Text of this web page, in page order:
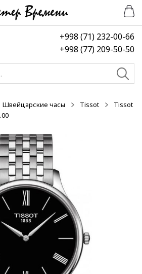
+998 (71) 232-00-66
+998 (77) 209-50-50
Швейцарские часы Tissot
Tissot